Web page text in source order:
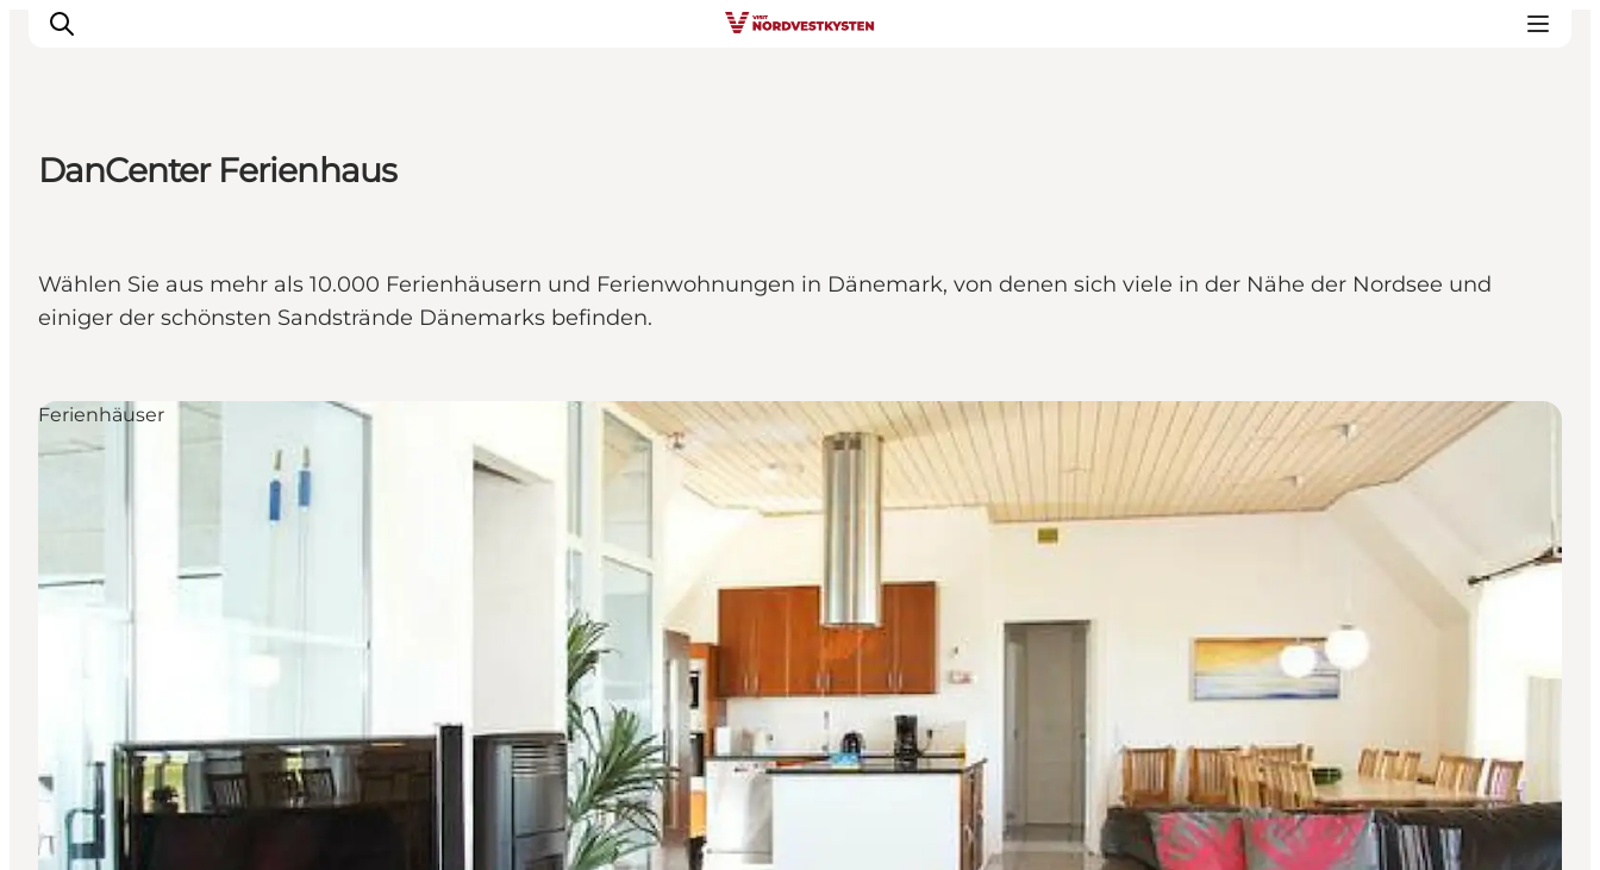
Events
Unterkunft
Mach deine Urlaubsplanung
DanCenter Ferienhaus
Wählen Sie aus mehr als 10.000 Ferienhäusern und Ferienwohnungen in Dänemark, von denen sich viele in der Nähe der Nordsee und
einiger der schönsten Sandstrände Dänemarks befinden.
Ferienhäuser